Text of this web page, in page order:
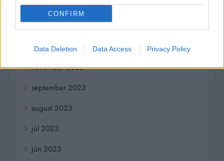
CONFIRM
Data Deletion Data Access Privacy Policy
február 2024
december 2023
november 2023
september 2023
august 2023
júl 2023
jún 2023